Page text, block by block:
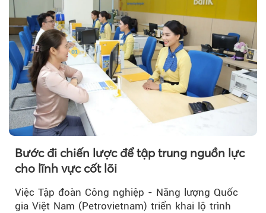
Bước đi chiến lược để tập trung nguồn lực
cho lĩnh vực cốt lõi
Việc Tập đoàn Công nghiệp - Năng lượng Quốc
gia Việt Nam (Petrovietnam) triển khai lộ trình